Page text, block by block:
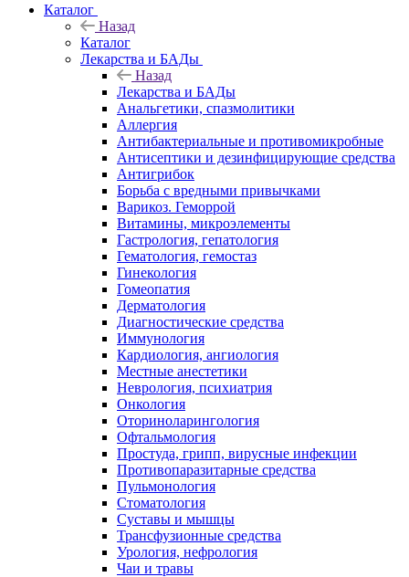
Каталог
Назад
Каталог
Лекарства и БАДы
Назад
Лекарства и БАДы
Анальгетики, спазмолитики
Аллергия
Антибактериальные и противомикробные
Антисептики и дезинфицирующие средства
Антигрибок
Борьба с вредными привычками
Варикоз. Геморрой
Витамины, микроэлементы
Гастрология, гепатология
Гематология, гемостаз
Гинекология
Гомеопатия
Дерматология
Диагностические средства
Иммунология
Кардиология, ангиология
Местные анестетики
Неврология, психиатрия
Онкология
Оториноларингология
Офтальмология
Простуда, грипп, вирусные инфекции
Противопаразитарные средства
Пульмонология
Стоматология
Суставы и мышцы
Трансфузионные средства
Урология, нефрология
Чаи и травы